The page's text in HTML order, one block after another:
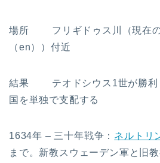
場所 フリギドゥス川（現在の
（en））付近
結果 テオドシウス1世が勝利
国を単独で支配する
1634年 – 三十年戦争： ネルトリ
まで。新教スウェーデン軍と旧